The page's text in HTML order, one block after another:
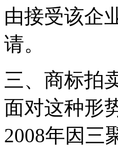
由接受该企
请。
三、商标拍
面对这种形
2008年因三